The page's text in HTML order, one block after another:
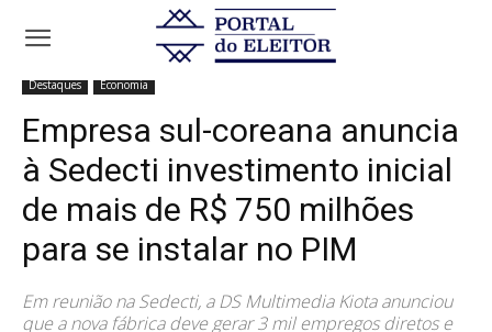
Início
Empresa sul-coreana anuncia à Sedecti
investimento inicial de mais de R$ 750...
Destaques Economia
Empresa sul-coreana anuncia
à Sedecti investimento inicial
de mais de R$ 750 milhões
para se instalar no PIM
Em reunião na Sedecti, a DS Multimedia Kiota anunciou
que a nova fábrica deve gerar 3 mil empregos diretos e